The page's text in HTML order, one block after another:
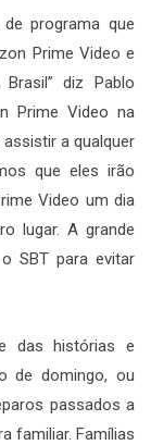
programa que
Prime Video e
diz Pablo
Prime Video na
a qualquer
que eles irão
Video um dia
lugar. A grande
SBT para evitar
das histórias e
de domingo, ou
passados a
familiar. Famílias